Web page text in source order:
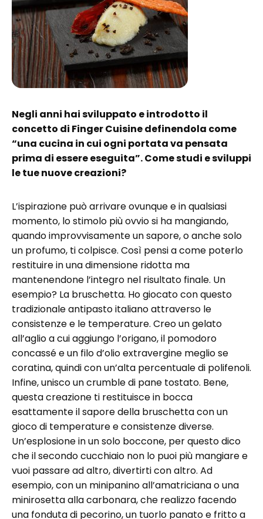
Negli anni hai sviluppato e introdotto il
concetto di Finger Cuisine definendola come
“una cucina in cui ogni portata va pensata
prima di essere eseguita”. Come studi e sviluppi
le tue nuove creazioni?
L’ispirazione può arrivare ovunque e in qualsiasi
momento, lo stimolo più ovvio si ha mangiando,
quando improvvisamente un sapore, o anche solo
un profumo, ti colpisce. Così pensi a come poterlo
restituire in una dimensione ridotta ma
mantenendone l’integro nel risultato finale. Un
esempio? La bruschetta. Ho giocato con questo
tradizionale antipasto italiano attraverso le
consistenze e le temperature. Creo un gelato
all’aglio a cui aggiungo l’origano, il pomodoro
concassé e un filo d’olio extravergine meglio se
coratina, quindi con un’alta percentuale di polifenoli.
Infine, unisco un crumble di pane tostato. Bene,
questa creazione ti restituisce in bocca
esattamente il sapore della bruschetta con un
gioco di temperature e consistenze diverse.
Un’esplosione in un solo boccone, per questo dico
che il secondo cucchiaio non lo puoi più mangiare e
vuoi passare ad altro, divertirti con altro. Ad
esempio, con un minipanino all’amatriciana o una
minirosetta alla carbonara, che realizzo facendo
una fonduta di pecorino, un tuorlo panato e fritto a